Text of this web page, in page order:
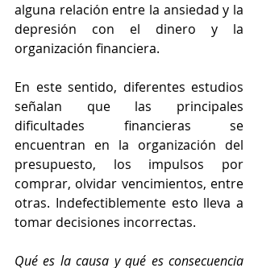
alguna relación entre la ansiedad y la
depresión con el dinero y la
organización financiera.
En este sentido, diferentes estudios
señalan que las principales
dificultades financieras se
encuentran en la organización del
presupuesto, los impulsos por
comprar, olvidar vencimientos, entre
otras. Indefectiblemente esto lleva a
tomar decisiones incorrectas.
Qué es la causa y qué es consecuencia